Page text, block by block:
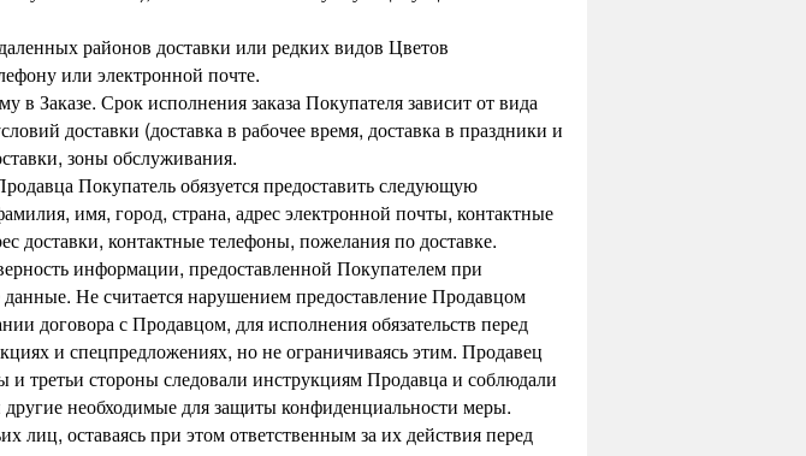
районов доставки или редких видов Цветов
или электронной почте.
Заказе. Срок исполнения заказа Покупателя зависит от вида
доставки (доставка в рабочее время, доставка в праздники и
зоны обслуживания.
Покупатель обязуется предоставить следующую
имя, город, страна, адрес электронной почты, контактные
доставки, контактные телефоны, пожелания по доставке.
информации, предоставленной Покупателем при
Не считается нарушением предоставление Продавцом
договора с Продавцом, для исполнения обязательств перед
и спецпредложениях, но не ограничиваясь этим. Продавец
третьи стороны следовали инструкциям Продавца и соблюдали
необходимые для защиты конфиденциальности меры.
лиц, оставаясь при этом ответственным за их действия перед